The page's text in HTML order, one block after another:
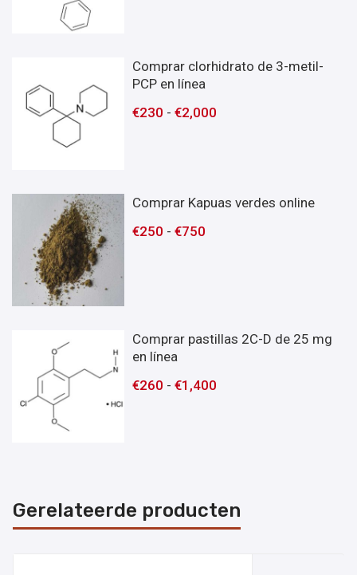
Comprar clorhidrato de 3-metil-
PCP en línea
€230 -€2,000
Comprar Kapuas verdes online
€250 -€750
Comprar pastillas 2C-D de 25 mg
en línea
€260 -€1,400
Gerelateerde producten